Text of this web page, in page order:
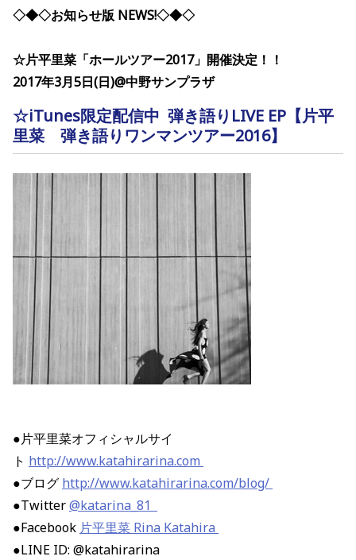
◇◆◇お知らせ版 NEWS!◇◆◇
☆片平里菜「ホールツアー2017」開催決定！！
2017年3月5日(日)@中野サンプラザ
☆iTunes限定配信中 弾き語りLIVE EP【片平
里菜 弾き語りワンマンツアー2016】
●片平里菜オフィシャルサイ
ト http://www.katahirarina.com
●ブログ http://www.katahirarina.com/blog/
●Twitter@katarina_81
●Facebook 片平里菜 Rina Katahira
●LINE ID: @katahirarina